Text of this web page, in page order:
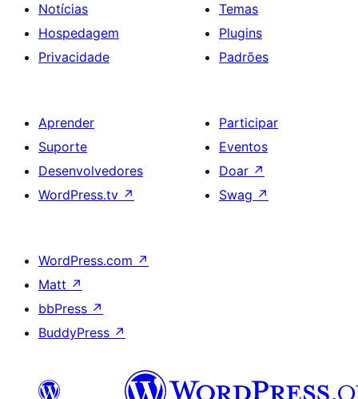
Notícias
Hospedagem
Privacidade
Temas
Plugins
Padrões
Aprender
Suporte
Desenvolvedores
WordPress.tv ↗
Participar
Eventos
Doar ↗
Swag ↗
WordPress.com ↗
Matt ↗
bbPress ↗
BuddyPress ↗